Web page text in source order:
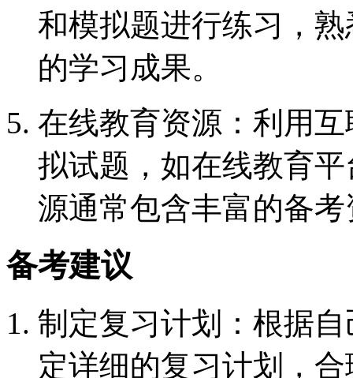
和模拟题进行练习，
的学习成果。
在线教育资源：利用
拟试题，如在线教育
源通常包含丰富的备
备考建议
制定复习计划：根据
定详细的复习计划，